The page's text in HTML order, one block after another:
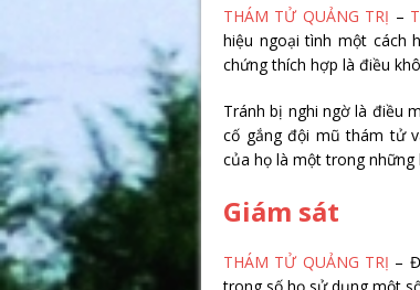
THÁM TỬ QUẢNG TRỊ –
hiệu ngoại tình một cách
chứng thích hợp là điều
Tránh bị nghi ngờ là điều
cố gắng đội mũ thám tử
của họ là một trong những
Giám sát
THÁM TỬ QUẢNG TRỊ –